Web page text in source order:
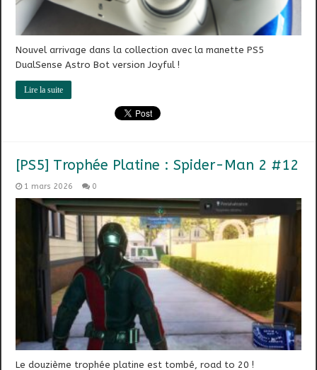
Nouvel arrivage dans la collection avec la manette PS5
DualSense Astro Bot version Joyful !
Lire la suite
[PS5] Trophée Platine : Spider-Man 2 #12
1 mars 2026 0
Le douzième trophée platine est tombé, road to 20 !